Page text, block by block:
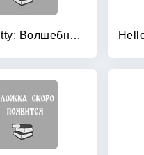
Hello kitty: Волшебная радуга